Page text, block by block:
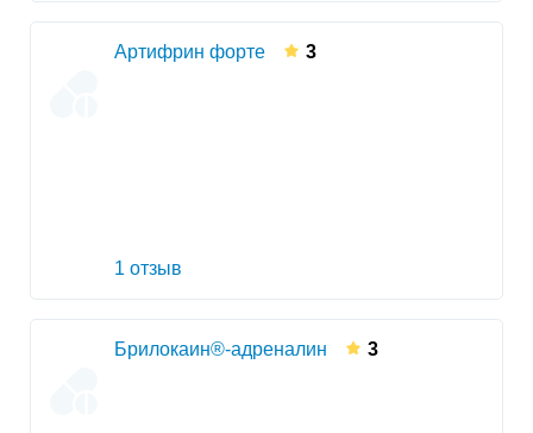
Артифрин форте 3
1 отзыв
Брилокаин®-адреналин 3